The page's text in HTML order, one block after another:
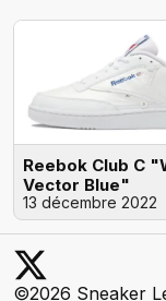
Reebok Club C
Vector Blue"
13 décembre 2022
©2026 Sneaker